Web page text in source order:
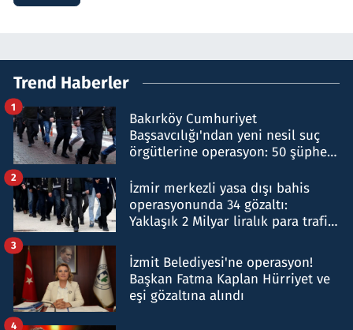
Trend Haberler
Bakırköy Cumhuriyet
Başsavcılığı'ndan yeni nesil suç
örgütlerine operasyon: 50 şüpheli
1
İzmir merkezli yasa dışı bahis
operasyonunda 34 gözaltı:
Yaklaşık 2 Milyar liralık para trafiği
2
İzmit Belediyesi'ne operasyon!
Başkan Fatma Kaplan Hürriyet ve
eşi gözaltına alındı
3
4